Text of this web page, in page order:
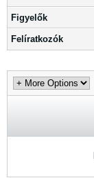
Figyelők
Felíratkozók